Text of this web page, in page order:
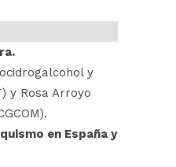
y
y Rosa Arroyo
en España y